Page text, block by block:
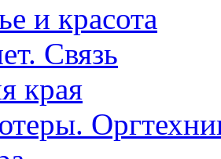
и красота
Связь
края